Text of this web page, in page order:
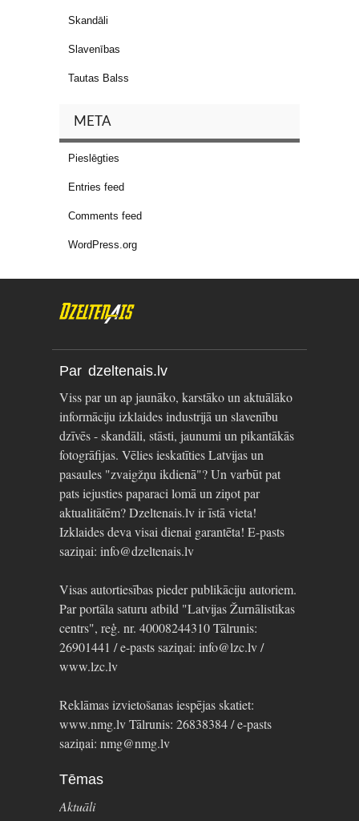
Skandāli
Slavenības
Tautas Balss
META
Pieslēgties
Entries feed
Comments feed
WordPress.org
Par dzeltenais.lv
Viss par un ap jaunāko, karstāko un aktuālāko
informāciju izklaides industrijā un slavenību
dzīvēs - skandāli, stāsti, jaunumi un pikantākās
fotogrāfijas. Vēlies ieskatīties Latvijas un
pasaules "zvaigžņu ikdienā"? Un varbūt pat
pats iejusties paparaci lomā un ziņot par
aktualitātēm? Dzeltenais.lv ir īstā vieta!
Izklaides deva visai dienai garantēta! E-pasts
saziņai: info@dzeltenais.lv
Visas autortiesības pieder publikāciju autoriem.
Par portāla saturu atbild "Latvijas Žurnālistikas
centrs", reģ. nr. 40008244310 Tālrunis:
26901441 / e-pasts saziņai: info@lzc.lv /
www.lzc.lv
Reklāmas izvietošanas iespējas skatiet:
www.nmg.lv Tālrunis: 26838384 / e-pasts
saziņai: nmg@nmg.lv
Tēmas
Aktuāli